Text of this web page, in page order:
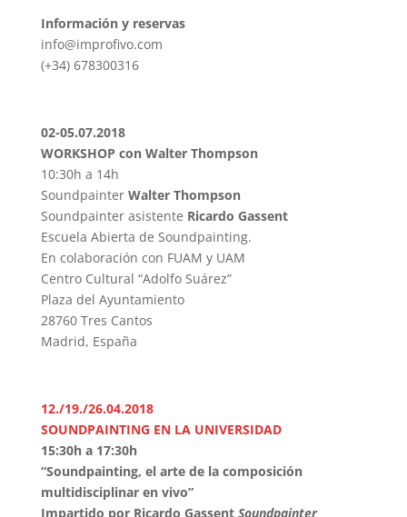
Información y reservas
info@improfivo.com
(+34) 678300316
02-05.07.2018
WORKSHOP con Walter Thompson
10:30h a 14h
SoundpainterWalter Thompson
Soundpainter asistente Ricardo Gassent
Escuela Abierta de Soundpainting.
En colaboración con FUAM y UAM
Centro Cultural “Adolfo Suárez”
Plaza del Ayuntamiento
28760 Tres Cantos
Madrid, España
12./19./26.04.2018
SOUNDPAINTING EN LA UNIVERSIDAD
15:30h a 17:30h
“Soundpainting, el arte de la composición
multidisciplinar en vivo”
Impartido por Ricardo Gassent Soundpainter